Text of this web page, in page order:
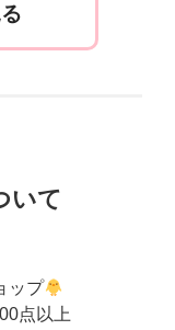
いて
ップ
点以上